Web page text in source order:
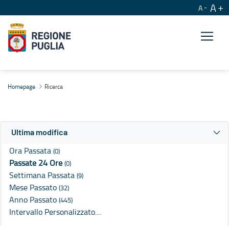
A A
Homepage Ricerca
Ultima modifica
Ora Passata (0)
Passate 24 Ore (0)
Settimana Passata (9)
Mese Passato (32)
Anno Passato (445)
Intervallo Personalizzato…